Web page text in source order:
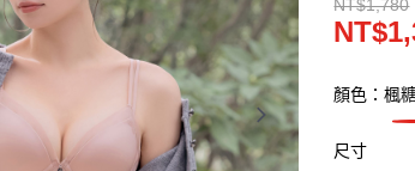
NT$1,780
顏色：楓
尺寸